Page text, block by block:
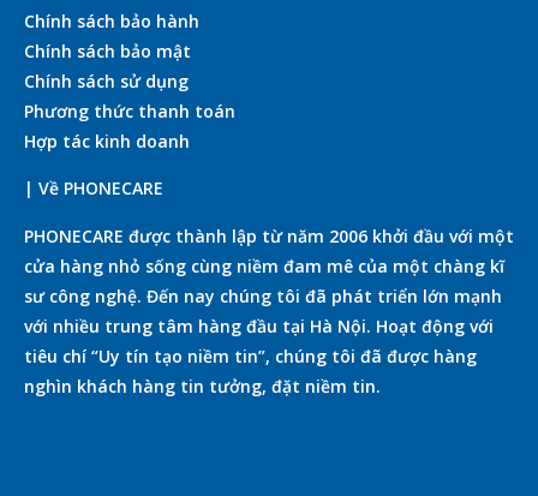
Chính sách bảo hành
Chính sách bảo mật
Chính sách sử dụng
Phương thức thanh toán
Hợp tác kinh doanh
| Về PHONECARE
PHONECARE được thành lập từ năm 2006 khởi đầu với một
cửa hàng nhỏ sống cùng niềm đam mê của một chàng kĩ
sư công nghệ. Đến nay chúng tôi đã phát triển lớn mạnh
với nhiều trung tâm hàng đầu tại Hà Nội. Hoạt động với
tiêu chí “Uy tín tạo niềm tin”, chúng tôi đã được hàng
nghìn khách hàng tin tưởng, đặt niềm tin.